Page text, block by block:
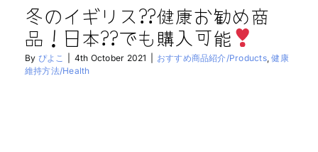
冬のイギリス??健康お勧め商
品！日本??でも購入可能
By ぴよこ 4th October 2021 おすすめ商品紹介/Products,健康
維持方法/Health